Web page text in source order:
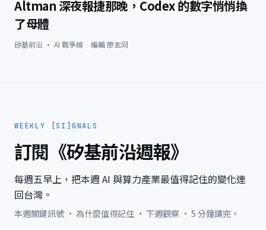
Altman 深夜報捷那晚，Codex 的數字悄悄換
了母體
矽基前沿 · AI 戰爭線 編輯廖玄同
WEEKLY [SI]GNALS
訂閱《矽基前沿週報》
每週五早上，把本週 AI 與算力產業最值得記住的變化連
回台灣。
本週關鍵訊號 · 為什麼值得記住 · 下週觀察 · 5 分鐘讀完。